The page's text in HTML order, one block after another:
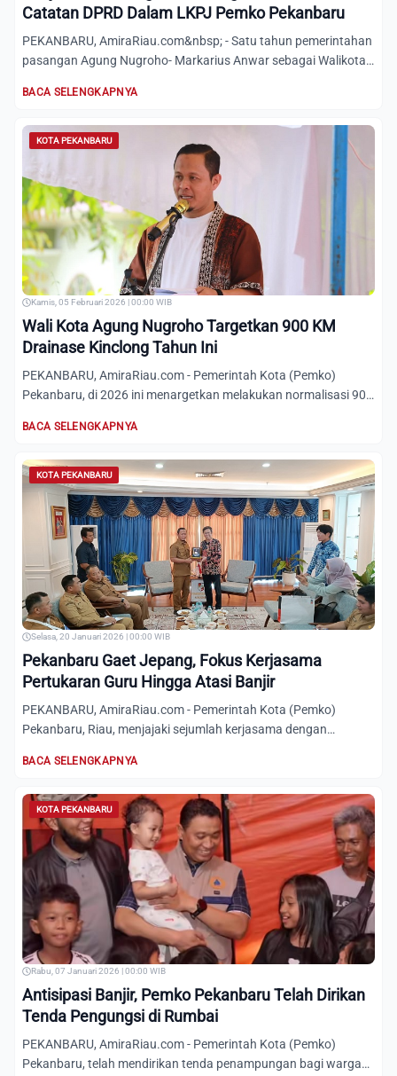
Catatan DPRD Dalam LKPJ Pemko Pekanbaru
PEKANBARU, AmiraRiau.com&nbsp; - Satu tahun pemerintahan
pasangan Agung Nugroho- Markarius Anwar sebagai Walikota
BACA SELENGKAPNYA
KOTA PEKANBARU
Kamis, 05 Februari 2026 | 00:00 WIB
Wali Kota Agung Nugroho Targetkan 900 KM
Drainase Kinclong Tahun Ini
PEKANBARU, AmiraRiau.com - Pemerintah Kota (Pemko)
Pekanbaru, di 2026 ini menargetkan melakukan normalisasi 900
BACA SELENGKAPNYA
KOTA PEKANBARU
Selasa, 20 Januari 2026 | 00:00 WIB
Pekanbaru Gaet Jepang, Fokus Kerjasama
Pertukaran Guru Hingga Atasi Banjir
PEKANBARU, AmiraRiau.com - Pemerintah Kota (Pemko)
Pekanbaru, Riau, menjajaki sejumlah kerjasama dengan
BACA SELENGKAPNYA
KOTA PEKANBARU
Rabu, 07 Januari 2026 | 00:00 WIB
Antisipasi Banjir, Pemko Pekanbaru Telah Dirikan
Tenda Pengungsi di Rumbai
PEKANBARU, AmiraRiau.com - Pemerintah Kota (Pemko)
Pekanbaru, telah mendirikan tenda penampungan bagi warga